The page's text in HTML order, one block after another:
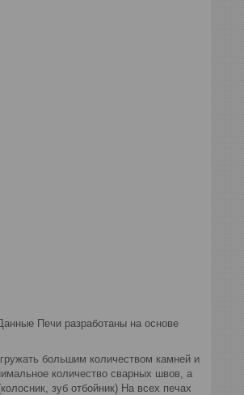
Печи разработаны на основе
большим количеством камней и
количество сварных швов, а
зуб отбойник) На всех печах